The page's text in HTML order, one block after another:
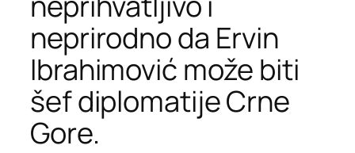
neprirodno da Ervin
Ibrahimović može biti
šef diplomatije Crne
Gore.